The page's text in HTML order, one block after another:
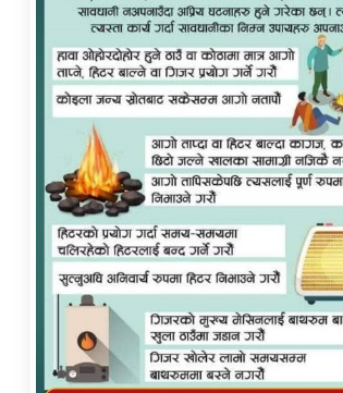
कर्णाली प्राविधि शिक्षालय
तातोपानी गाउँपालिका जुम्लाको महिनावारी